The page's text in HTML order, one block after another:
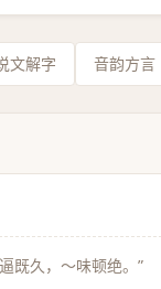
文解字 音韵方言
既久，～味顿绝。”